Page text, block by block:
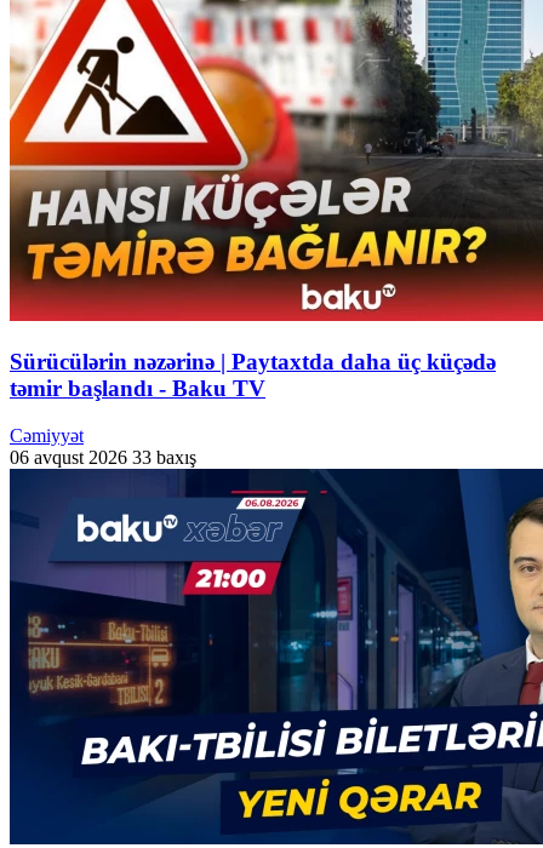
Sürücülərin nəzərinə | Paytaxtda daha üç küçədə
təmir başlandı - Baku TV
Cəmiyyət
06 avqust 2026 33 baxış